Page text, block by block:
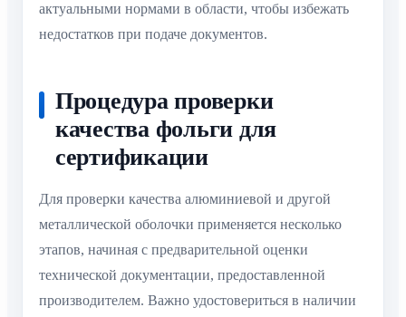
актуальными нормами в области, чтобы избежать
недостатков при подаче документов.
Процедура проверки
качества фольги для
сертификации
Для проверки качества алюминиевой и другой
металлической оболочки применяется несколько
этапов, начиная с предварительной оценки
технической документации, предоставленной
производителем. Важно удостовериться в наличии